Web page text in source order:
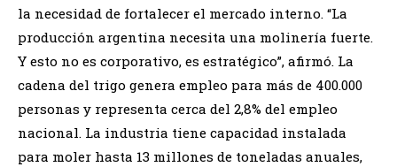
la necesidad de fortalecer el mercado interno. “La
producción argentina necesita una molinería fuerte.
Y esto no es corporativo, es estratégico”, afirmó. La
cadena del trigo genera empleo para más de 400.000
personas y representa cerca del 2,8% del empleo
nacional. La industria tiene capacidad instalada
para moler hasta 13 millones de toneladas anuales,